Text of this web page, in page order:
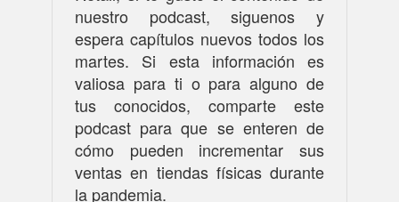
nuestro podcast, siguenos y
espera capítulos nuevos todos los
martes. Si esta información es
valiosa para ti o para alguno de
tus conocidos, comparte este
podcast para que se enteren de
cómo pueden incrementar sus
ventas en tiendas físicas durante
la pandemia.